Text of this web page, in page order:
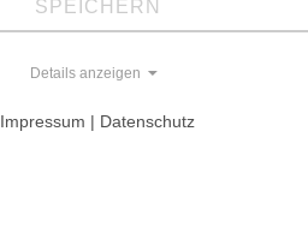
Literatur
SPEICHERN
Details anzeigen
Impressum | Datenschutz